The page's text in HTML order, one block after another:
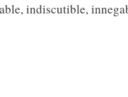
indiscutible,